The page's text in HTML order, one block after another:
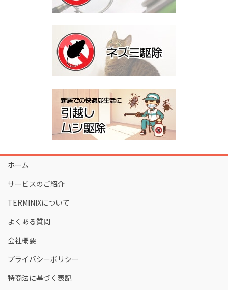
ホーム
サービスのご紹介
TERMINIXについて
よくある質問
会社概要
プライバシーポリシー
特商法に基づく表記